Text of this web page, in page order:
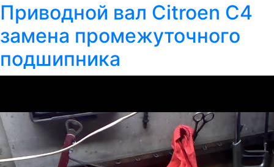
Приводной вал Citroen C4
замена промежуточного
подшипника